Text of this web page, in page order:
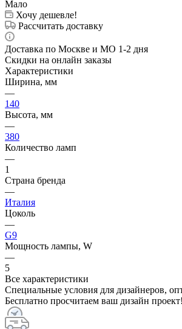
Мало
Хочу дешевле!
Рассчитать доставку
Доставка по Москве и МО 1-2 дня
Скидки на онлайн заказы
Характеристики
Ширина, мм
—
140
Высота, мм
—
380
Количество ламп
—
1
Страна бренда
—
Италия
Цоколь
—
G9
Мощность лампы, W
—
5
Все характеристики
Специальные условия для дизайнеров,
Бесплатно просчитаем ваш дизайн проект!